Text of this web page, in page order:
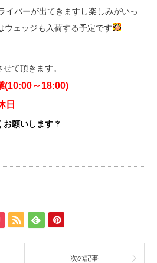
イバーが出てきますし楽しみがいっ
ウェッジも入荷する予定です
て頂きます。
(10:00～18:00)
日
お願いします
次の記事